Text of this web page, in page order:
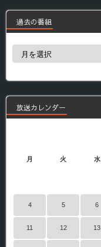
過去の番組
過
組
放送カレンダー
月 火 水
4 5 6
11 12 13